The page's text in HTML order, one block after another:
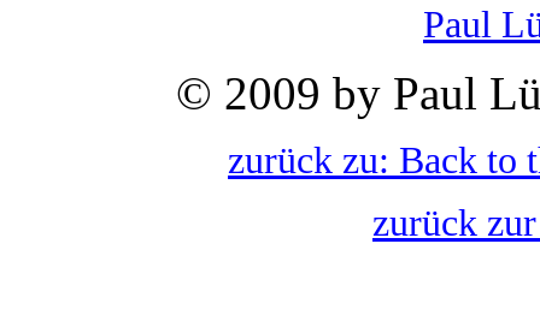
Paul
© 2009 by Paul
zurück zu: Back to
zurück